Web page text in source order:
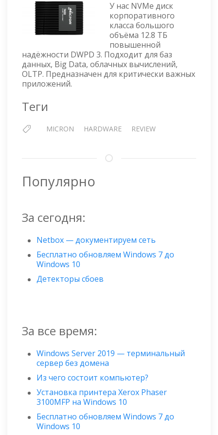
U.3
7450
MAX
12.5TB
—
MTFDKCC12T8TFS-
1BC1ZAB
У нас NVMe диск
корпоративного
класса большого
объёма 12.8 ТБ
повышенной
надёжности DWPD 3. Подходит для баз
данных, Big Data, облачных вычислений,
OLTP. Предназначен для критически важных
приложений.
Теги
MICRON HARDWARE REVIEW
Популярно
За сегодня:
Netbox — документируем сеть
Бесплатно обновляем Windows 7 до
Windows 10
Детекторы сбоев
За все время:
Windows Server 2019 — терминальный
сервер без домена
Из чего состоит компьютер?
Установка принтера Xerox Phaser
3100MFP на Windows 10
Бесплатно обновляем Windows 7 до
Windows 10